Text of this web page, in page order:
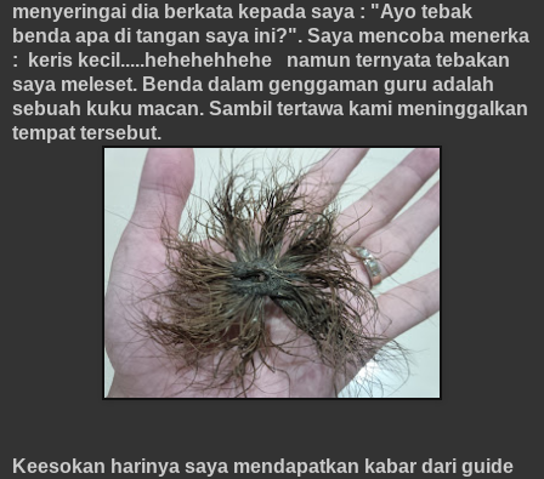
menyeringai dia berkata kepada saya : "Ayo tebak
benda apa di tangan saya ini?". Saya mencoba menerka
: keris kecil.....hehehehhehe namun ternyata tebakan
saya meleset. Benda dalam genggaman guru adalah
sebuah kuku macan. Sambil tertawa kami meninggalkan
tempat tersebut.
Keesokan harinya saya mendapatkan kabar dari guide